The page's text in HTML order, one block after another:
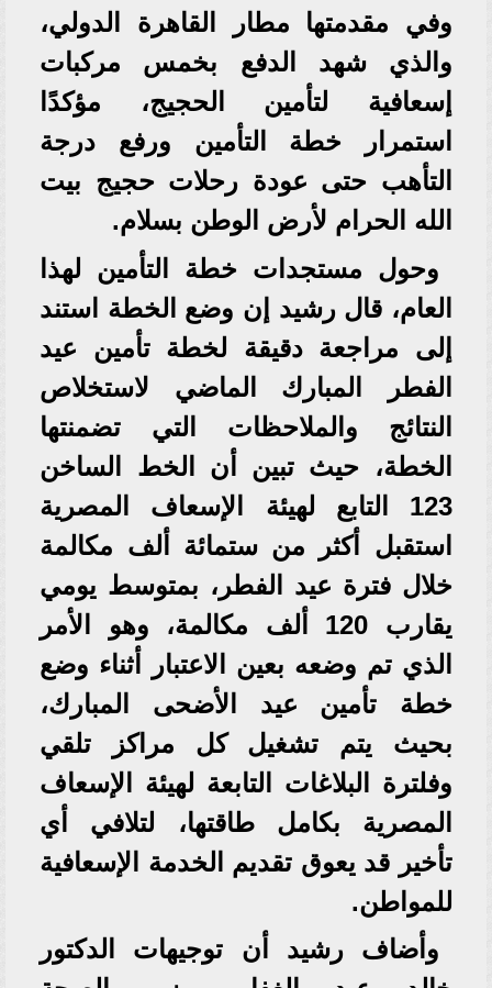
وفي مقدمتها مطار القاهرة الدولي،
والذي شهد الدفع بخمس مركبات
إسعافية لتأمين الحجيج، مؤكدًا
استمرار خطة التأمين ورفع درجة
التأهب حتى عودة رحلات حجيج بيت
الله الحرام لأرض الوطن بسلام.
وحول مستجدات خطة التأمين لهذا
العام، قال رشيد إن وضع الخطة استند
إلى مراجعة دقيقة لخطة تأمين عيد
الفطر المبارك الماضي لاستخلاص
النتائج والملاحظات التي تضمنتها
الخطة، حيث تبين أن الخط الساخن
123 التابع لهيئة الإسعاف المصرية
استقبل أكثر من ستمائة ألف مكالمة
خلال فترة عيد الفطر، بمتوسط يومي
يقارب 120 ألف مكالمة، وهو الأمر
الذي تم وضعه بعين الاعتبار أثناء وضع
خطة تأمين عيد الأضحى المبارك،
بحيث يتم تشغيل كل مراكز تلقي
وفلترة البلاغات التابعة لهيئة الإسعاف
المصرية بكامل طاقتها، لتلافي أي
تأخير قد يعوق تقديم الخدمة الإسعافية
للمواطن.
وأضاف رشيد أن توجيهات الدكتور